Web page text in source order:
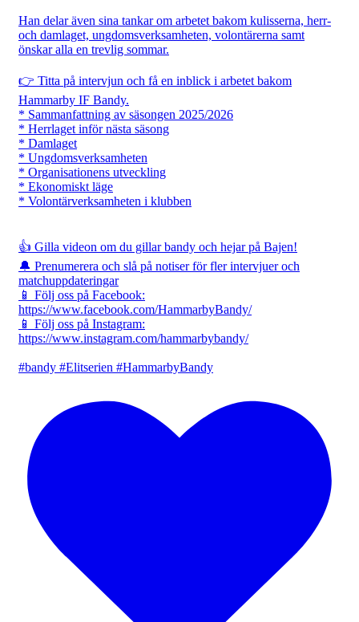
Han delar även sina tankar om arbetet bakom kulisserna, herr-
och damlaget, ungdomsverksamheten, volontärerna samt
önskar alla en trevlig sommar.
👉 Titta på intervjun och få en inblick i arbetet bakom
Hammarby IF Bandy.
* Sammanfattning av säsongen 2025/2026
* Herrlaget inför nästa säsong
* Damlaget
* Ungdomsverksamheten
* Organisationens utveckling
* Ekonomiskt läge
* Volontärverksamheten i klubben
👍 Gilla videon om du gillar bandy och hejar på Bajen!
🔔 Prenumerera och slå på notiser för fler intervjuer och
matchuppdateringar
📱 Följ oss på Facebook:
https://www.facebook.com/HammarbyBandy/
📱 Följ oss på Instagram:
https://www.instagram.com/hammarbybandy/
#bandy #Elitserien #HammarbyBandy